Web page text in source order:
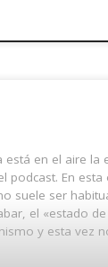
en el aire la
podcast. En
suele ser
el «estado
y esta vez